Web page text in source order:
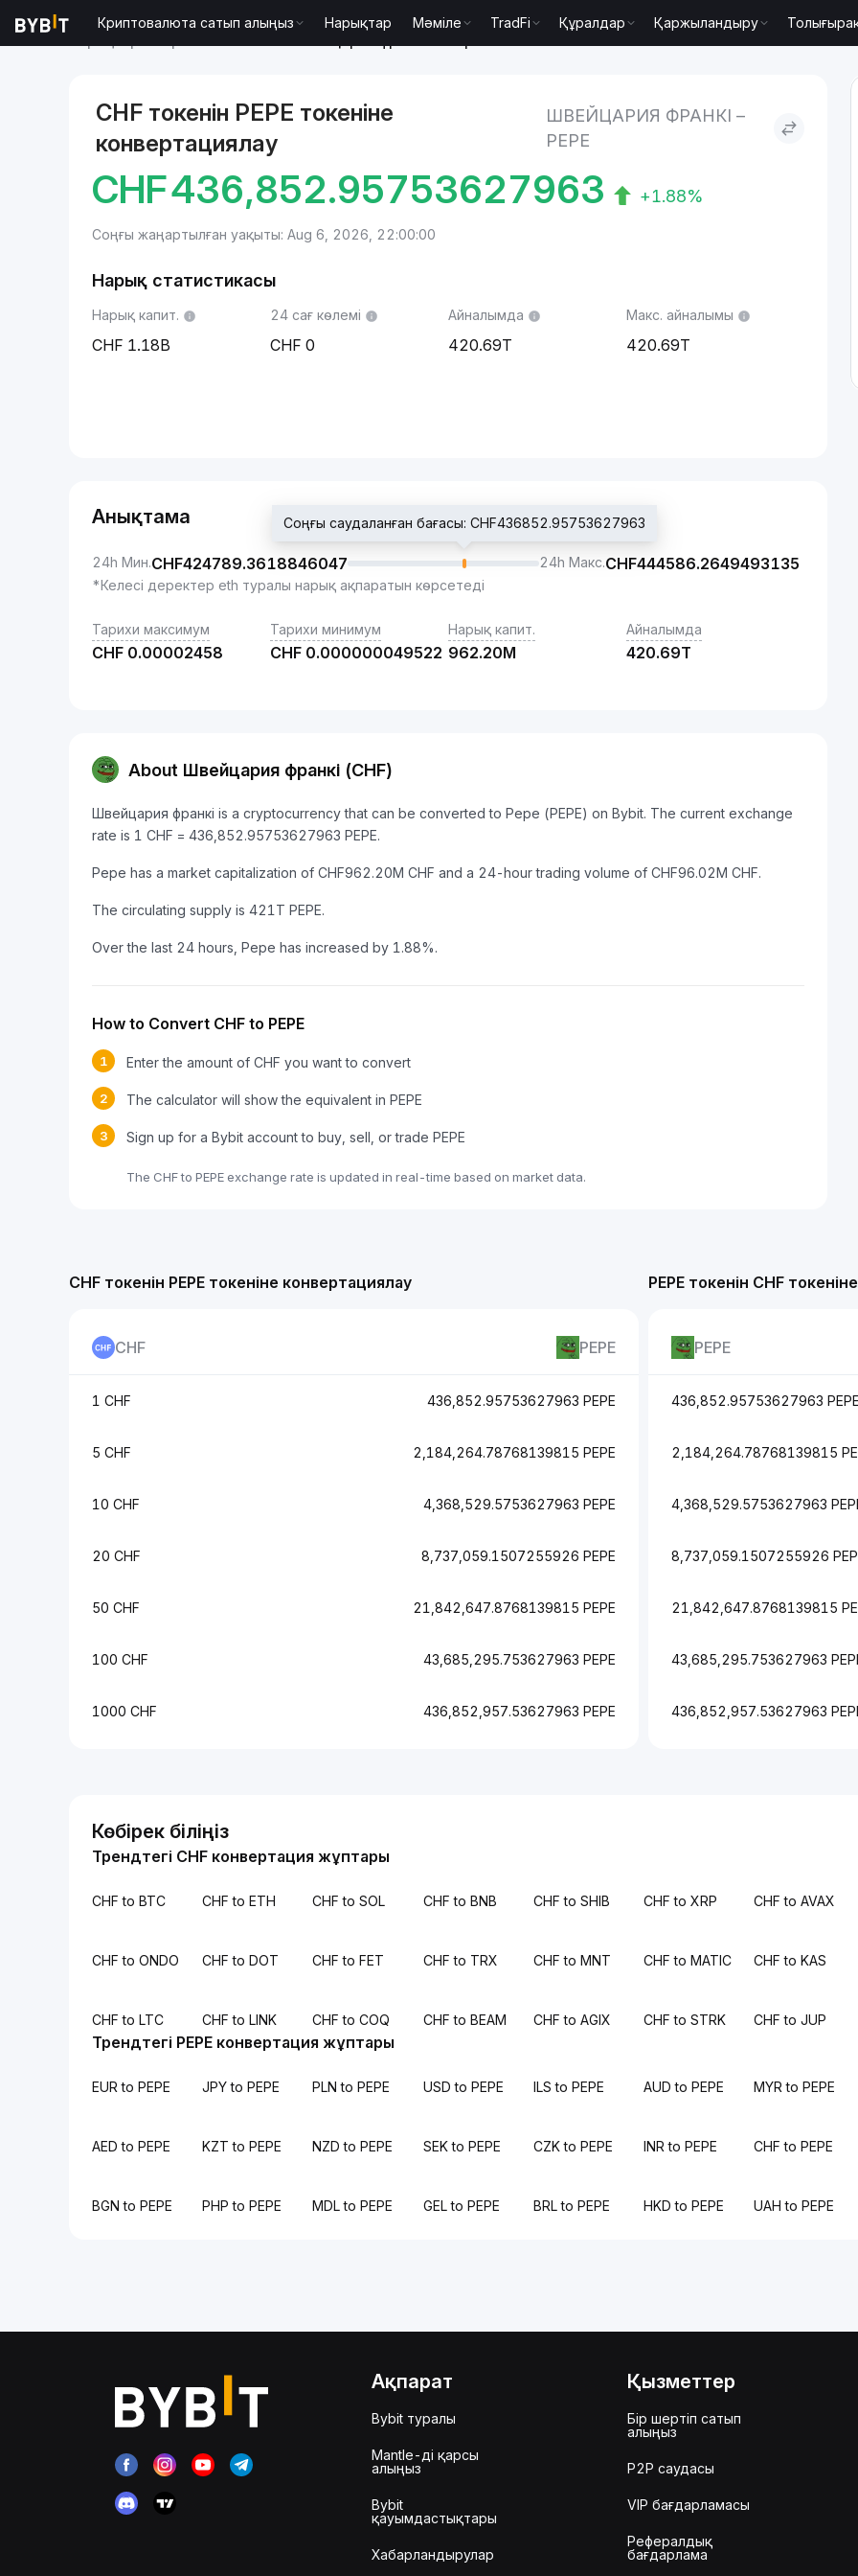
Криптовалюта сатып алыңыз Нарықтар Мәміле TradFi Құралдар Қаржыландыру
CHF токенін PEPE токеніне
конвертациялау
ШВЕЙЦАРИЯ ФРАНКІ –
PEPE
CHF436,852.95753627963 +1.88%
Соңғы жаңартылған уақыты: Aug 6, 2026, 22:00:00
Нарық статистикасы
Нарық капит.
1.18B
24 сағ көлемі
0
Айналымда
420.69T
Макс. айналымы
420.69T
Анықтама
24h Мин.CHF424789.3618846047
Соңғы саудаланған бағасы: CHF436852.95753627963
24h Макс.CHF444586.2649493135
*Келесі деректер eth туралы нарық ақпаратын көрсетеді
Тарихи максимум
CHF 0.00002458
Тарихи минимум
CHF 0.000000049522
Нарық капит.
962.20M
Айналымда
420.69T
About Швейцария франкі (CHF)
Швейцария франкі is a cryptocurrency that can be converted to Pepe (PEPE) on Bybit. The current exchange
rate is 1 CHF = 436,852.95753627963 PEPE.
Pepe has a market capitalization of CHF962.20M CHF and a 24-hour trading volume of CHF96.02M CHF.
The circulating supply is 421T PEPE.
Over the last 24 hours, Pepe has increased by 1.88%.
How to Convert CHF to PEPE
1 Enter the amount of CHF you want to convert
2 The calculator will show the equivalent in PEPE
3 Sign up for a Bybit account to buy, sell, or trade PEPE
The CHF to PEPE exchange rate is updated in real-time based on market data.
PEPE токенін CHF
PEPE
436,852.95753627963 PEPE
2,184,264.78768139815
4,368,529.5753627963
8,737,059.1507255926
21,842,647.8768139815
43,685,295.753627963
436,852,957.53627963
CHF токенін PEPE токеніне конвертациялау
CHF PEPE
1 CHF 436,852.95753627963 PEPE
5 CHF 2,184,264.78768139815 PEPE
10 CHF 4,368,529.5753627963 PEPE
20 CHF 8,737,059.1507255926 PEPE
50 CHF 21,842,647.8768139815 PEPE
100 CHF 43,685,295.753627963 PEPE
1000 CHF 436,852,957.53627963 PEPE
Көбірек біліңіз
Трендтегі CHF конвертация жұптары
CHF to BTC CHF to ETH CHF to SOL CHF to BNB CHF to SHIB CHF to XRP CHF to AVAX
CHF to ONDO CHF to DOT CHF to FET CHF to TRX CHF to MNT CHF to MATIC CHF to KAS
CHF to LTC CHF to LINK CHF to COQ CHF to BEAM CHF to AGIX CHF to STRK CHF to JUP
Трендтегі PEPE конвертация жұптары
EUR to PEPE JPY to PEPE PLN to PEPE USD to PEPE ILS to PEPE AUD to PEPE MYR to PEPE
AED to PEPE KZT to PEPE NZD to PEPE SEK to PEPE CZK to PEPE INR to PEPE CHF to PEPE
BGN to PEPE PHP to PEPE MDL to PEPE GEL to PEPE BRL to PEPE HKD to PEPE UAH to PEPE
Ақпарат
Bybit туралы
Mantle-ді қарсы
алыңыз
Bybit
қауымдастықтары
Хабарландырулар
Қызметтер
Бір шертіп сатып
алыңыз
P2P саудасы
VIP бағдарламасы
Рефералдық
бағдарлама